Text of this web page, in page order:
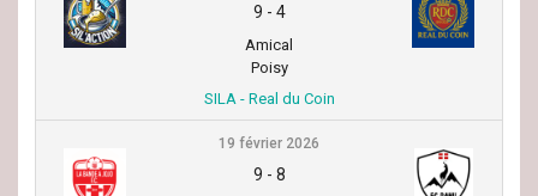
9 - 4
Amical
Poisy
SILA - Real du Coin
19 février 2026
9 - 8